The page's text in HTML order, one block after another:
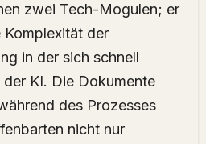
zwei Tech-Mogulen; er
Komplexität der
in der sich schnell
KI. Die Dokumente
des Prozesses
nicht nur